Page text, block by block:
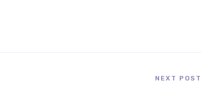
NEXT POST